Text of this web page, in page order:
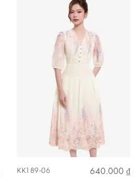
KK189-06
640.000 ₫